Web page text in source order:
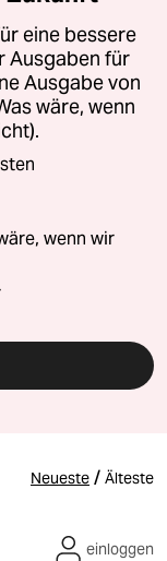
eine bessere
Ausgaben für
Ausgabe von
wäre, wenn
wenn wir
Neueste / Älteste
einloggen